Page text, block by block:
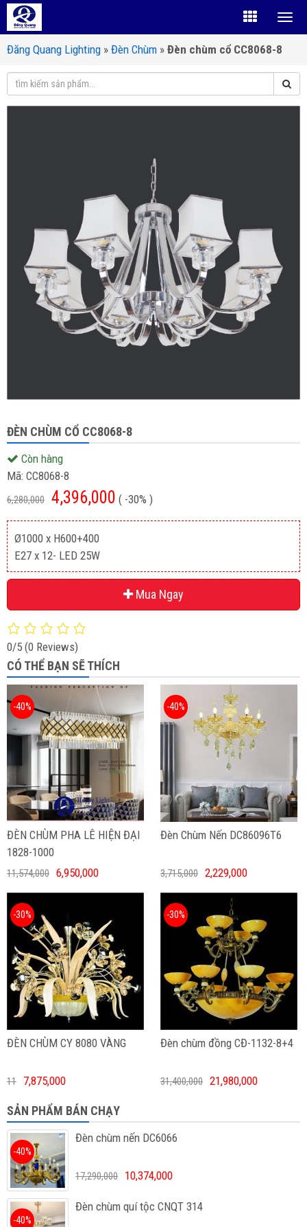
Đăng Quang Lighting » Đèn Chùm » Đèn chùm cổ CC8068-8
ĐÈN CHÙM CỔ CC8068-8
Còn hàng
Mã: CC8068-8
6,280,000 4,396,000 ( -30% )
Ø1000 x H600+400
E27 x 12- LED 25W
Mua Ngay
0/5 (0 Reviews)
CÓ THỂ BẠN SẼ THÍCH
ĐÈN CHÙM PHA LÊ HIỆN ĐẠI
1828-1000
-40%
11,574,000 6,950,000
Đèn Chùm Nến DC86096T6
-40%
3,715,000 2,229,000
ĐÈN CHÙM CY 8080 VÀNG
-30%
11 7,875,000
Đèn chùm đồng CĐ-1132-8+4
-30%
31,400,000 21,980,000
SẢN PHẨM BÁN CHẠY
Đèn chùm nến DC6066
-40%
17,290,000 10,374,000
Đèn chùm quí tộc CNQT 314
-40%